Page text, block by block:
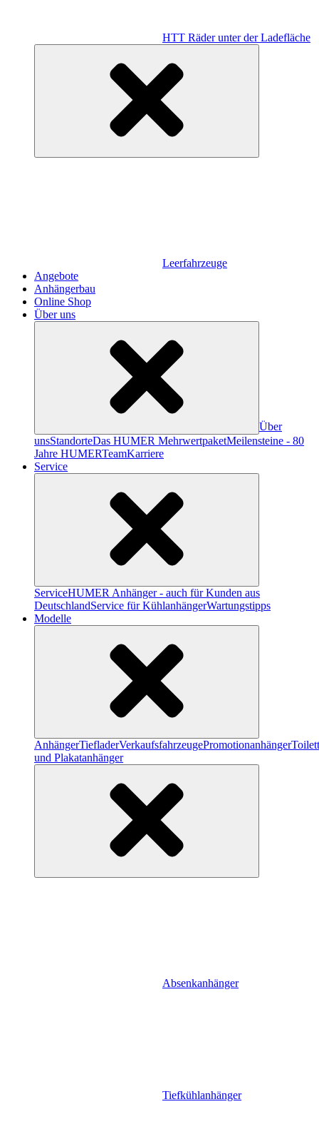
HTT Räder unter der Ladefläche
Leerfahrzeuge
Angebote
Anhängerbau
Online Shop
Über uns
Über
unsStandorteDas HUMER MehrwertpaketMeilensteine - 80
Jahre HUMERTeamKarriere
Service
ServiceHUMER Anhänger - auch für Kunden aus
DeutschlandService für KühlanhängerWartungstipps
Modelle
AnhängerTiefladerVerkaufsfahrzeugePromotionanhänger
und Plakatanhänger
Absenkanhänger
Tiefkühlanhänger